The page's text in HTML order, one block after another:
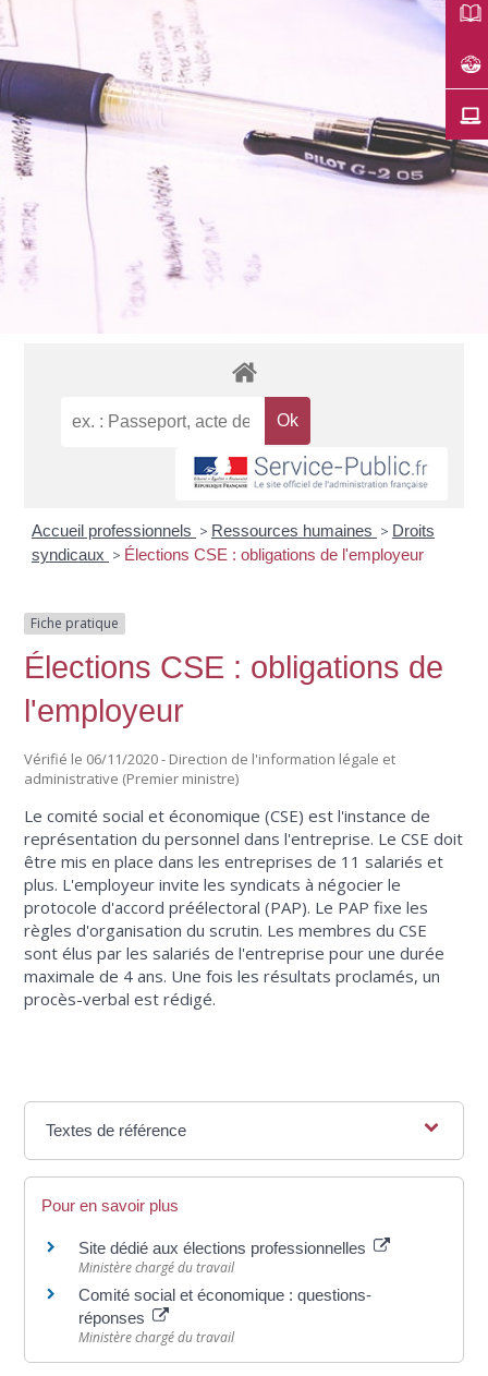
Accueil professionnels > Ressources humaines > Droits
syndicaux > Élections CSE : obligations de l'employeur
Fiche pratique
Élections CSE : obligations de
l'employeur
Vérifié le 06/11/2020 - Direction de l'information légale et
administrative (Premier ministre)
Le comité social et économique (CSE) est l'instance de
représentation du personnel dans l'entreprise. Le CSE doit
être mis en place dans les entreprises de 11 salariés et
plus. L'employeur invite les syndicats à négocier le
protocole d'accord préélectoral (PAP). Le PAP fixe les
règles d'organisation du scrutin. Les membres du CSE
sont élus par les salariés de l'entreprise pour une durée
maximale de 4 ans. Une fois les résultats proclamés, un
procès-verbal est rédigé.
Textes de référence
Pour en savoir plus
Site dédié aux élections professionnelles
Ministère chargé du travail
Comité social et économique : questions-
réponses
Ministère chargé du travail